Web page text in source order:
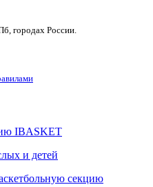
городах России.
IBASKET
и детей
секцию